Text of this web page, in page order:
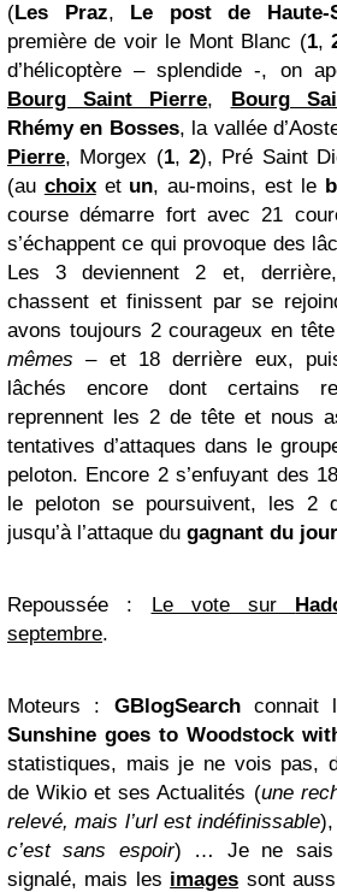
(Les Praz, Le post de Haute-
première de voir le Mont Blanc (1,
d’hélicoptère – splendide -, on
Bourg Saint Pierre, Bourg
Rhémy en Bosses, la vallée
Pierre, Morgex (1, 2), Pré Saint
(au choixet un, au-moins, est le
course démarre fort avec 21
s’échappent ce qui provoque des
Les 3 deviennent 2 et,
chassent et finissent par se
avons toujours 2 courageux en
mêmes – et 18 derrière eux,
lâchés encore dont certains
reprennent les 2 de tête et nous
tentatives d’attaques dans le
peloton. Encore 2 s’enfuyant des
le peloton se poursuivent, les 2
jusqu’à l’attaque du gagnant du jour
Repoussée : Le vote sur
septembre.
Moteurs : GBlogSearchconnait
Sunshine goes to Woodstock
statistiques, mais je ne vois pas,
deWikio et ses Actualités (une
relevé, mais l’url est indéfinissable),
c’est sans espoir) … Je ne sais
signalé, mais les images sont